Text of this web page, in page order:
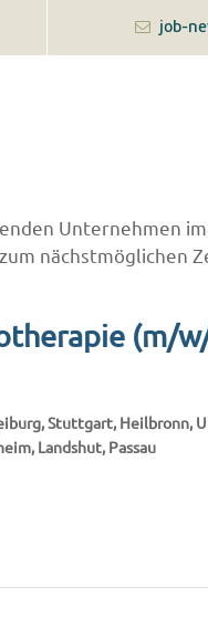
job-
Unternehmen
nächstmöglichen
(m/
Stuttgart, Heilbronn,
Landshut, Passau